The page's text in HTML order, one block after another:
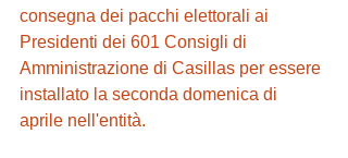
consegna dei pacchi elettorali ai
Presidenti dei 601 Consigli di
Amministrazione di Casillas per essere
installato la seconda domenica di
aprile nell'entità.